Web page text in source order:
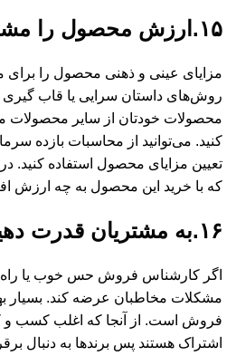
۱۵.ارزش محصول را مشخص کنید
مزایای عینی و ذهنی محصول را برای
روش‌های داستان سرایی یا قاب گیری
محصولات خودتان از سایر محصولات
تعیین مزایای محصول استفاده کنید.
که با خرید این محصول به چه ارزش
۱۶.به مشتریان قدرت دهید
اگر کارشناس فروش حس خوب یا راه
مشکلات مخاطبان عرضه کند. بسیار
فروش است. از آنجا که اغلب کسب و
اشتراک هستند پس برندها به دنبال